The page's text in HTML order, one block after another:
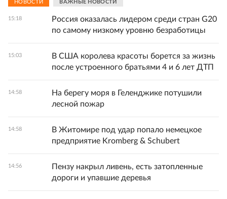
НОВОСТИ ВАЖНЫЕ НОВОСТИ
15:18
Россия оказалась лидером среди стран G20
по самому низкому уровню безработицы
15:03
В США королева красоты борется за жизнь
после устроенного братьями 4 и 6 лет ДТП
14:58
На берегу моря в Геленджике потушили
лесной пожар
14:58
В Житомире под удар попало немецкое
предприятие Kromberg & Schubert
14:56
Пензу накрыл ливень, есть затопленные
дороги и упавшие деревья